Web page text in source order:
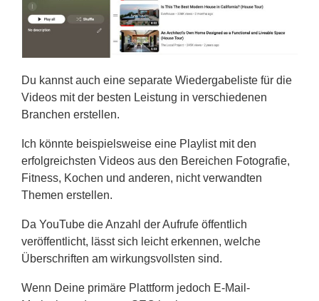
Du kannst auch eine separate Wiedergabeliste für die
Videos mit der besten Leistung in verschiedenen
Branchen erstellen.
Ich könnte beispielsweise eine Playlist mit den
erfolgreichsten Videos aus den Bereichen Fotografie,
Fitness, Kochen und anderen, nicht verwandten
Themen erstellen.
Da YouTube die Anzahl der Aufrufe öffentlich
veröffentlicht, lässt sich leicht erkennen, welche
Überschriften am wirkungsvollsten sind.
Wenn Deine primäre Plattform jedoch E-Mail-